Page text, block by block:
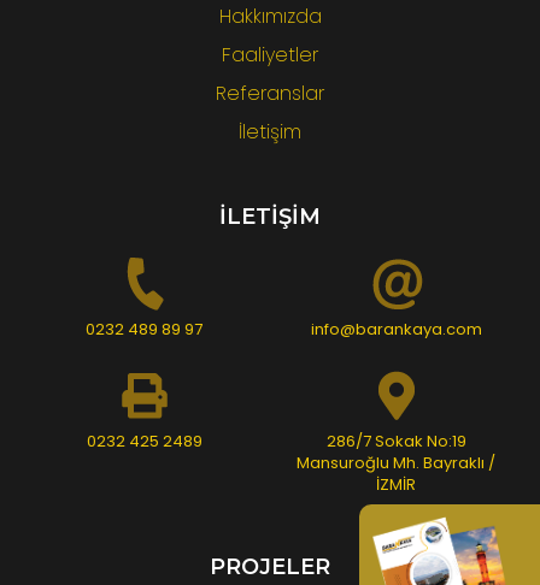
Hakkımızda
Faaliyetler
Referanslar
İletişim
İLETİŞİM
0232 489 89 97 info@barankaya.com
0232 425 2489
286/7 Sokak No:19
Mansuroğlu Mh. Bayraklı /
İZMİR
PROJELER